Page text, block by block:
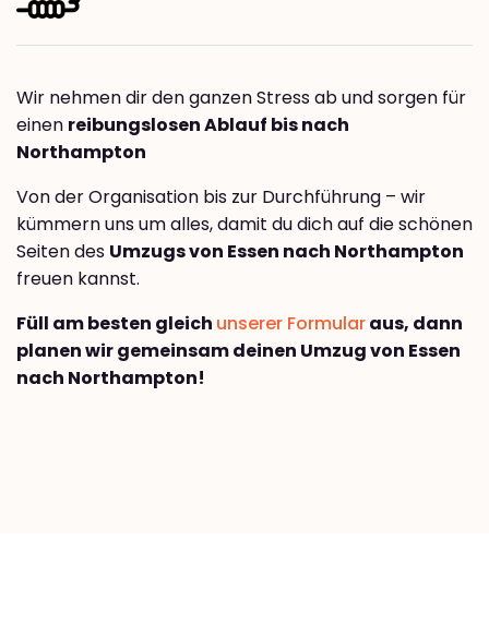
Wir nehmen dir den ganzen Stress ab und sorgen für
einen reibungslosen Ablauf bis nach
Northampton
Von der Organisation bis zur Durchführung – wir
kümmern uns um alles, damit du dich auf die schönen
Seiten des Umzugs von Essen nach Northampton
freuen kannst.
Füll am besten gleich unserer Formularaus, dann
planen wir gemeinsam deinen Umzug von Essen
nach Northampton!